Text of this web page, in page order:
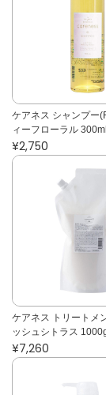
ケアネス シャンプー
ィーフローラル 300ml
¥2,750
ケアネス トリートメ
ッシュシトラス
¥7,260